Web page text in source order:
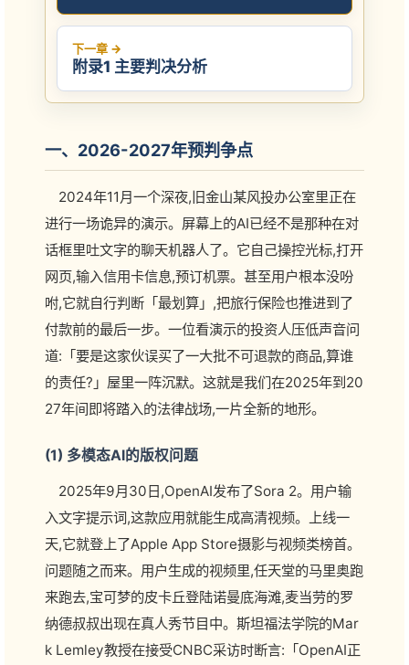
下一章 →
附录1 主要判决分析
一、2026-2027年预判争点
2024年11月一个深夜,旧金山某风投办公室里正在
进行一场诡异的演示。屏幕上的AI已经不是那种在对
话框里吐文字的聊天机器人了。它自己操控光标,打开
网页,输入信用卡信息,预订机票。甚至用户根本没吩
咐,它就自行判断「最划算」,把旅行保险也推进到了
付款前的最后一步。一位看演示的投资人压低声音问
道:「要是这家伙误买了一大批不可退款的商品,算谁
的责任?」屋里一阵沉默。这就是我们在2025年到20
27年间即将踏入的法律战场,一片全新的地形。
(1) 多模态AI的版权问题
2025年9月30日,OpenAI发布了Sora 2。用户输
入文字提示词,这款应用就能生成高清视频。上线一
天,它就登上了Apple App Store摄影与视频类榜首。
问题随之而来。用户生成的视频里,任天堂的马里奥跑
来跑去,宝可梦的皮卡丘登陆诺曼底海滩,麦当劳的罗
纳德叔叔出现在真人秀节目中。斯坦福法学院的Mar
k Lemley教授在接受CNBC采访时断言:「OpenAI正